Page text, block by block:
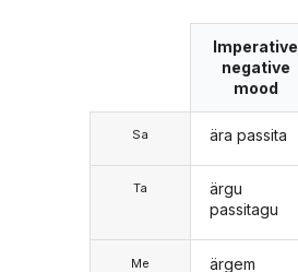
Sa
Ta
Me
Imperative
negative
mood
ära passita
ärgu
passitagu
ärgem